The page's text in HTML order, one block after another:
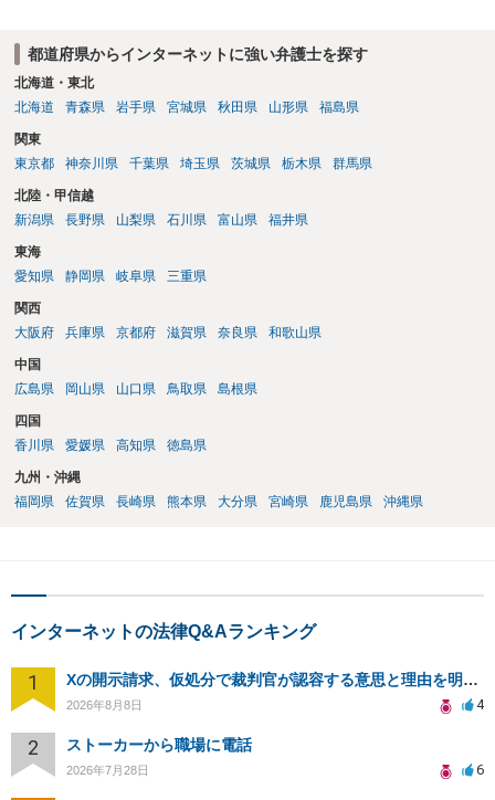
都道府県からインターネットに強い弁護士を探す
北海道・東北
北海道
青森県 岩手県 宮城県 秋田県 山形県 福島県
関東
東京都
神奈川県 千葉県 埼玉県 茨城県 栃木県 群馬県
北陸・甲信越
新潟県
長野県 山梨県 石川県 富山県 福井県
東海
愛知県
静岡県 岐阜県 三重県
関西
大阪府
兵庫県 京都府 滋賀県 奈良県 和歌山県
中国
広島県
岡山県 山口県 鳥取県 島根県
四国
香川県
愛媛県 高知県 徳島県
九州・沖縄
福岡県
佐賀県 長崎県 熊本県 大分県 宮崎県 鹿児島県 沖縄県
インターネットの法律Q&Aランキング
1 Xの開示請求、仮処分で裁判官が認容する意思と理由を明確化しても、相手側は争って引き延ばしますか
2026年8月8日 4
2 ストーカーから職場に電話
2026年7月28日 6